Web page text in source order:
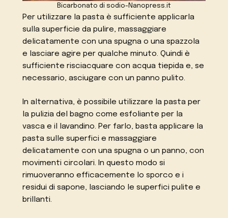
Bicarbonato di sodio-Nanopress.it
Per utilizzare la pasta è sufficiente applicarla
sulla superficie da pulire, massaggiare
delicatamente con una spugna o una spazzola
e lasciare agire per qualche minuto. Quindi è
sufficiente risciacquare con acqua tiepida e, se
necessario, asciugare con un panno pulito.
In alternativa, è possibile utilizzare la pasta per
la pulizia del bagno come esfoliante per la
vasca e il lavandino. Per farlo, basta applicare la
pasta sulle superfici e massaggiare
delicatamente con una spugna o un panno, con
movimenti circolari. In questo modo si
rimuoveranno efficacemente lo sporco e i
residui di sapone, lasciando le superfici pulite e
brillanti.